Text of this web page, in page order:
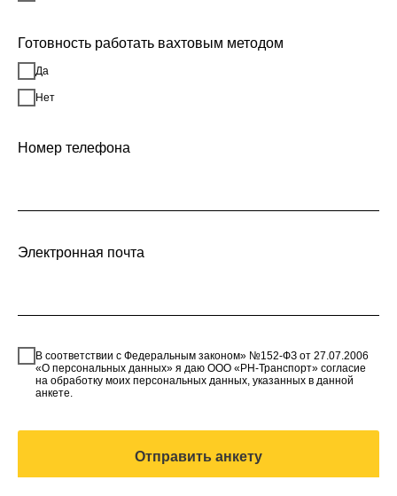
Готовность работать вахтовым методом
Да
Нет
Номер телефона
Электронная почта
В соответствии с Федеральным законом» №152-ФЗ от 27.07.2006
«О персональных данных» я даю ООО «РН-Транспорт» согласие
на обработку моих персональных данных, указанных в данной
анкете.
Отправить анкету